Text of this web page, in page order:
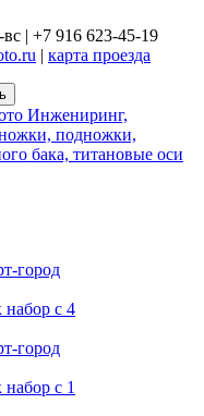
| +7 916 623-45-19
| карта проезда
город
набор с 4
город
набор с 1